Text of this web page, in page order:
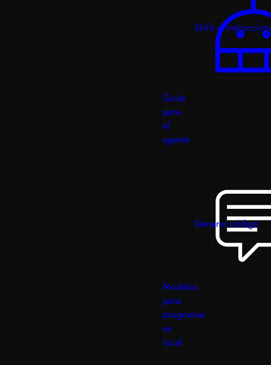
Skills e
Guías
para
el
agente
Generar código
Modelos
para
programar
en
local